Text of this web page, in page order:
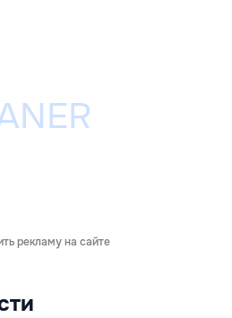
рекламу на сайте